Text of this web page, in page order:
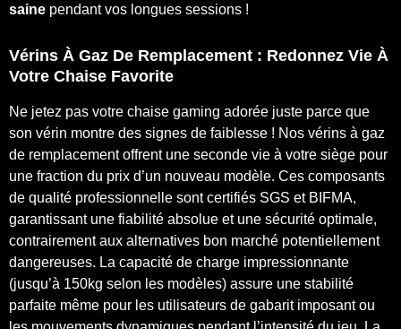
saine pendant vos longues sessions !
Vérins À Gaz De Remplacement : Redonnez Vie À
Votre Chaise Favorite
Ne jetez pas votre chaise gaming adorée juste parce que
son vérin montre des signes de faiblesse ! Nos vérins à gaz
de remplacement offrent une seconde vie à votre siège pour
une fraction du prix d’un nouveau modèle. Ces composants
de qualité professionnelle sont certifiés SGS et BIFMA,
garantissant une fiabilité absolue et une sécurité optimale,
contrairement aux alternatives bon marché potentiellement
dangereuses. La capacité de charge impressionnante
(jusqu’à 150kg selon les modèles) assure une stabilité
parfaite même pour les utilisateurs de gabarit imposant ou